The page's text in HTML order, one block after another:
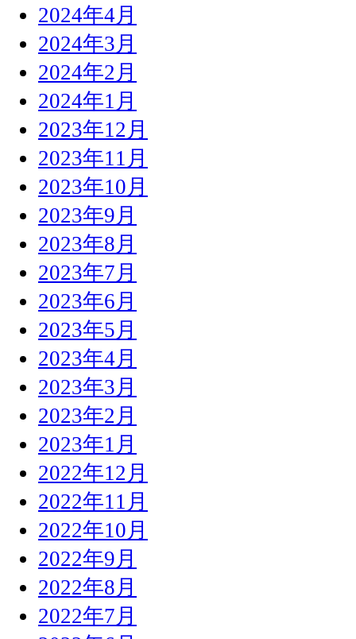
2024年4月
2024年3月
2024年2月
2024年1月
2023年12月
2023年11月
2023年10月
2023年9月
2023年8月
2023年7月
2023年6月
2023年5月
2023年4月
2023年3月
2023年2月
2023年1月
2022年12月
2022年11月
2022年10月
2022年9月
2022年8月
2022年7月